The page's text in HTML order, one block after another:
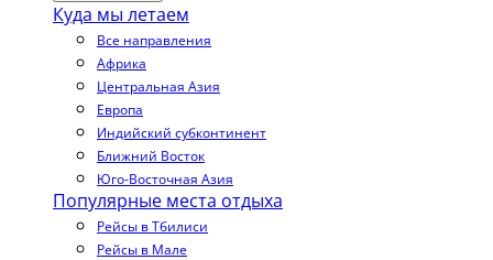
Куда мы летаем
Все направления
Африка
Центральная Азия
Европа
Индийский субконтинент
Ближний Восток
Юго-Восточная Азия
Популярные места отдыха
Рейсы в Тбилиси
Рейсы в Мале